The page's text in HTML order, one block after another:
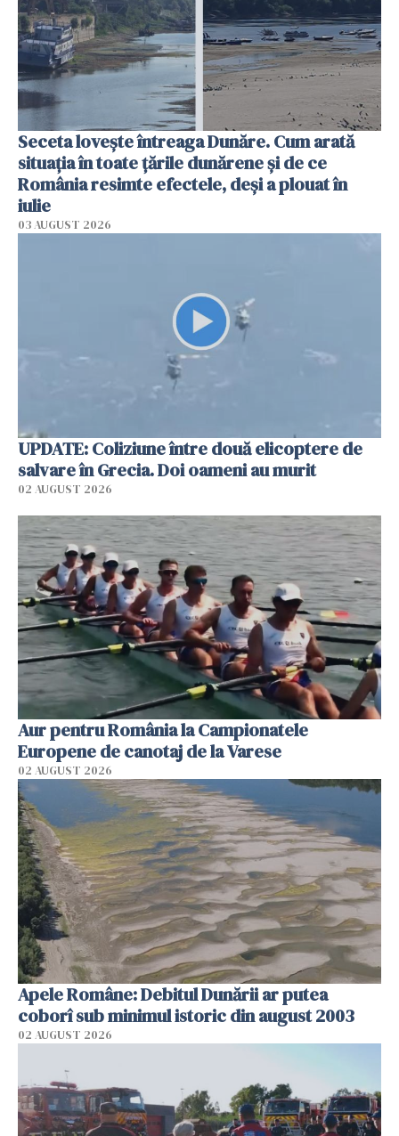
Seceta lovește întreaga Dunăre. Cum arată
situația în toate țările dunărene și de ce
România resimte efectele, deși a plouat în
iulie
03 AUGUST 2026
UPDATE: Coliziune între două elicoptere de
salvare în Grecia. Doi oameni au murit
02 AUGUST 2026
Aur pentru România la Campionatele
Europene de canotaj de la Varese
02 AUGUST 2026
Apele Române: Debitul Dunării ar putea
coborî sub minimul istoric din august 2003
02 AUGUST 2026